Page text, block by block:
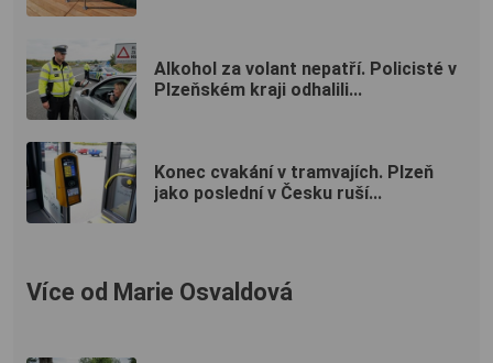
Alkohol za volant nepatří. Policisté v
Plzeňském kraji odhalili...
Konec cvakání v tramvajích. Plzeň
jako poslední v Česku ruší...
Více od Marie Osvaldová